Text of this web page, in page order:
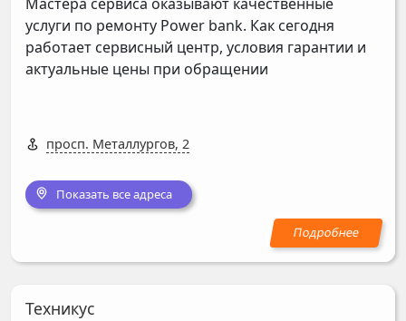
услуги по ремонту Power bank. Как сегодня
работает сервисный центр, условия гарантии и
актуальные цены при обращении
просп. Металлургов, 2
Показать все адреса
Техникус